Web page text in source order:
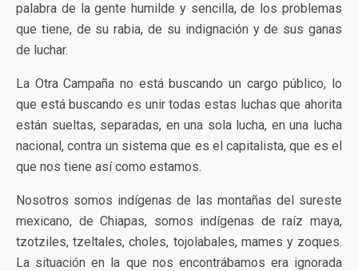
palabra de la gente humilde y sencilla, de los problemas
que tiene, de su rabia, de su indignación y de sus ganas
de luchar.
La Otra Campaña no está buscando un cargo público, lo
que está buscando es unir todas estas luchas que ahorita
están sueltas, separadas, en una sola lucha, en una lucha
nacional, contra un sistema que es el capitalista, que es el
que nos tiene así como estamos.
Nosotros somos indígenas de las montañas del sureste
mexicano, de Chiapas, somos indígenas de raíz maya,
tzotziles, tzeltales, choles, tojolabales, mames y zoques.
La situación en la que nos encontrábamos era ignorada